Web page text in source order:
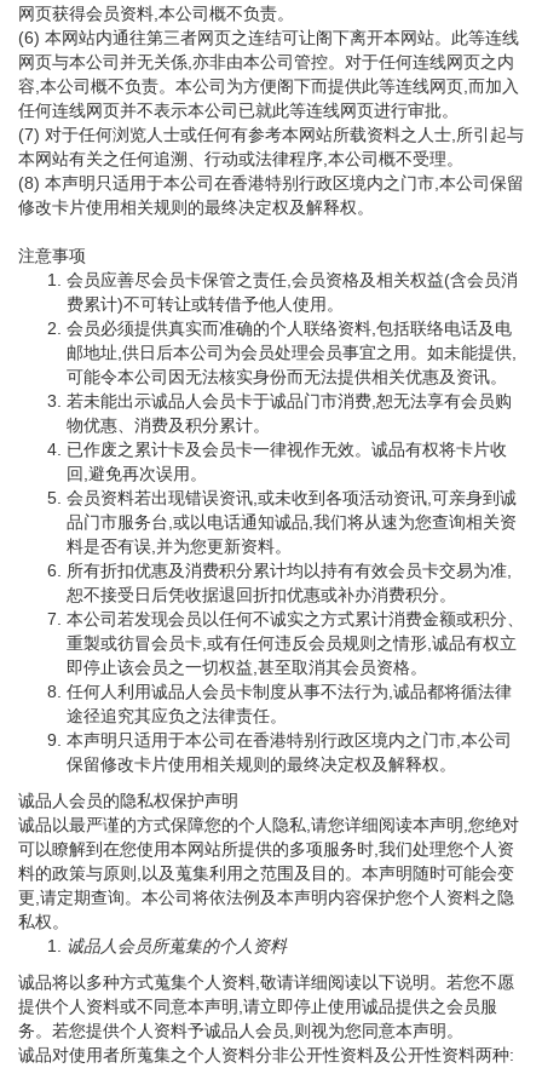
网页获得会员资料,本公司概不负责。
(6) 本网站内通往第三者网页之连结可让阁下离开本网站。此等连线
网页与本公司并无关係,亦非由本公司管控。对于任何连线网页之内
容,本公司概不负责。本公司为方便阁下而提供此等连线网页,而加入
任何连线网页并不表示本公司已就此等连线网页进行审批。
(7) 对于任何浏览人士或任何有参考本网站所载资料之人士,所引起与
本网站有关之任何追溯、行动或法律程序,本公司概不受理。
(8) 本声明只适用于本公司在香港特别行政区境内之门市,本公司保留
修改卡片使用相关规则的最终决定权及解释权。
注意事项
会员应善尽会员卡保管之责任,会员资格及相关权益(含会员消
费累计)不可转让或转借予他人使用。
会员必须提供真实而准确的个人联络资料,包括联络电话及电
邮地址,供日后本公司为会员处理会员事宜之用。如未能提供,
可能令本公司因无法核实身份而无法提供相关优惠及资讯。
若未能出示诚品人会员卡于诚品门市消费,恕无法享有会员购
物优惠、消费及积分累计。
已作废之累计卡及会员卡一律视作无效。诚品有权将卡片收
回,避免再次误用。
会员资料若出现错误资讯,或未收到各项活动资讯,可亲身到诚
品门市服务台,或以电话通知诚品,我们将从速为您查询相关资
料是否有误,并为您更新资料。
所有折扣优惠及消费积分累计均以持有有效会员卡交易为准,
恕不接受日后凭收据退回折扣优惠或补办消费积分。
本公司若发现会员以任何不诚实之方式累计消费金额或积分、
重製或彷冒会员卡,或有任何违反会员规则之情形,诚品有权立
即停止该会员之一切权益,甚至取消其会员资格。
任何人利用诚品人会员卡制度从事不法行为,诚品都将循法律
途径追究其应负之法律责任。
本声明只适用于本公司在香港特别行政区境内之门市,本公司
保留修改卡片使用相关规则的最终决定权及解释权。
诚品人会员的隐私权保护声明
诚品以最严谨的方式保障您的个人隐私,请您详细阅读本声明,您绝对
可以瞭解到在您使用本网站所提供的多项服务时,我们处理您个人资
料的政策与原则,以及蒐集利用之范围及目的。本声明随时可能会变
更,请定期查询。本公司将依法例及本声明内容保护您个人资料之隐
私权。
诚品人会员所蒐集的个人资料
诚品将以多种方式蒐集个人资料,敬请详细阅读以下说明。若您不愿
提供个人资料或不同意本声明,请立即停止使用诚品提供之会员服
务。若您提供个人资料予诚品人会员,则视为您同意本声明。
诚品对使用者所蒐集之个人资料分非公开性资料及公开性资料两种: